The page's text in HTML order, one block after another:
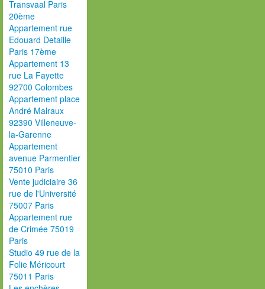
Transvaal Paris
20ème
Appartement rue
Edouard Detaille
Paris 17ème
Appartement 13
rue La Fayette
92700 Colombes
Appartement place
André Malraux
92390 Villeneuve-
la-Garenne
Appartement
avenue Parmentier
75010 Paris
Vente judiciaire 36
rue de l'Université
75007 Paris
Appartement rue
de Crimée 75019
Paris
Studio 49 rue de la
Folie Méricourt
75011 Paris